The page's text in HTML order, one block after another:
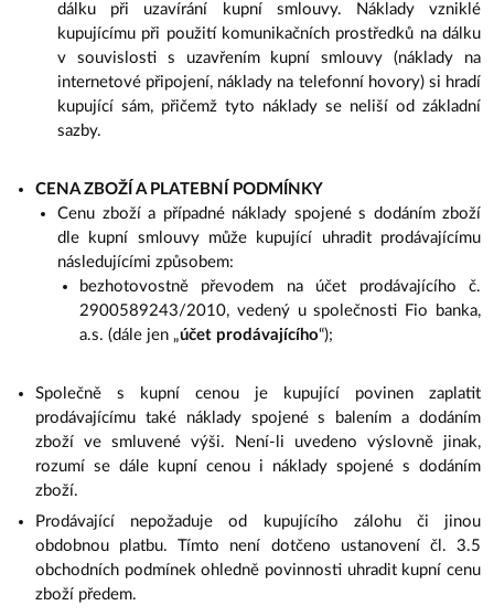
dálku při uzavírání kupní smlouvy. Náklady vzniklé
kupujícímu při použití komunikačních prostředků na dálku
v souvislosti s uzavřením kupní smlouvy (náklady na
internetové připojení, náklady na telefonní hovory) si hradí
kupující sám, přičemž tyto náklady se neliší od základní
sazby.
CENA ZBOŽÍ A PLATEBNÍ PODMÍNKY
Cenu zboží a případné náklady spojené s dodáním zboží
dle kupní smlouvy může kupující uhradit prodávajícímu
následujícími způsobem:
bezhotovostně převodem na účet prodávajícího č.
2900589243/2010, vedený u společnosti Fio banka,
a.s. (dále jen „účet prodávajícího“);
Společně s kupní cenou je kupující povinen zaplatit
prodávajícímu také náklady spojené s balením a dodáním
zboží ve smluvené výši. Není-li uvedeno výslovně jinak,
rozumí se dále kupní cenou i náklady spojené s dodáním
zboží.
Prodávající nepožaduje od kupujícího zálohu či jinou
obdobnou platbu. Tímto není dotčeno ustanovení čl. 3.5
obchodních podmínek ohledně povinnosti uhradit kupní cenu
zboží předem.